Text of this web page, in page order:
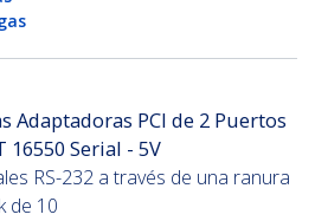
Adaptadoras PCI de 2 Puertos
16550 Serial - 5V
RS-232 a través de una ranura
de 10